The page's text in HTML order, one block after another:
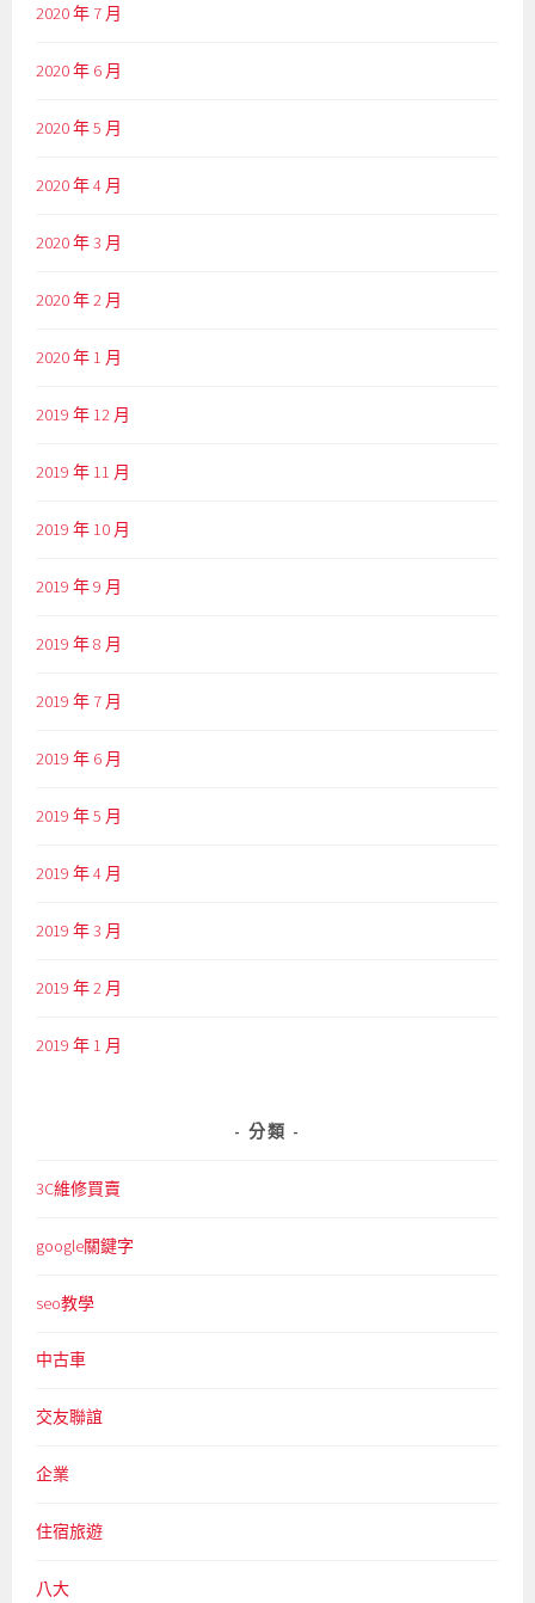
2020 年 7 月
2020 年 6 月
2020 年 5 月
2020 年 4 月
2020 年 3 月
2020 年 2 月
2020 年 1 月
2019 年 12 月
2019 年 11 月
2019 年 10 月
2019 年 9 月
2019 年 8 月
2019 年 7 月
2019 年 6 月
2019 年 5 月
2019 年 4 月
2019 年 3 月
2019 年 2 月
2019 年 1 月
分類
3C維修買賣
google關鍵字
seo教學
中古車
交友聯誼
企業
住宿旅遊
八大